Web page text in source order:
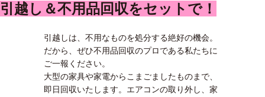
引越し＆不用品回収をセットで！
引越しは、不用なものを処分する絶好の機会。
だから、ぜひ不用品回収のプロである私たちに
ご一報ください。
大型の家具や家電からこまごましたものまで、
即日回収いたします。エアコンの取り外し、家